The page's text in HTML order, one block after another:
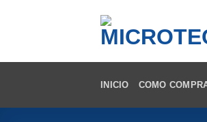
INICIO COMO